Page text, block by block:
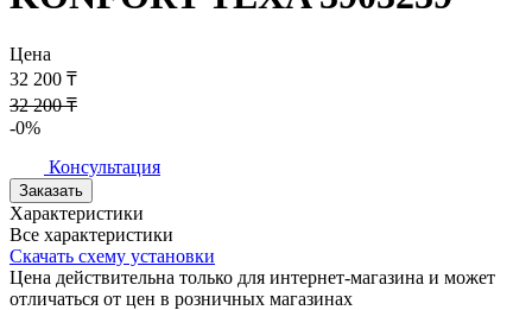
Цена
32 200 ₸
32 200 ₸
-0%
Консультация
Заказать
Характеристики
Все характеристики
Скачать схему установки
Цена действительна только для интернет-магазина и может
отличаться от цен в розничных магазинах